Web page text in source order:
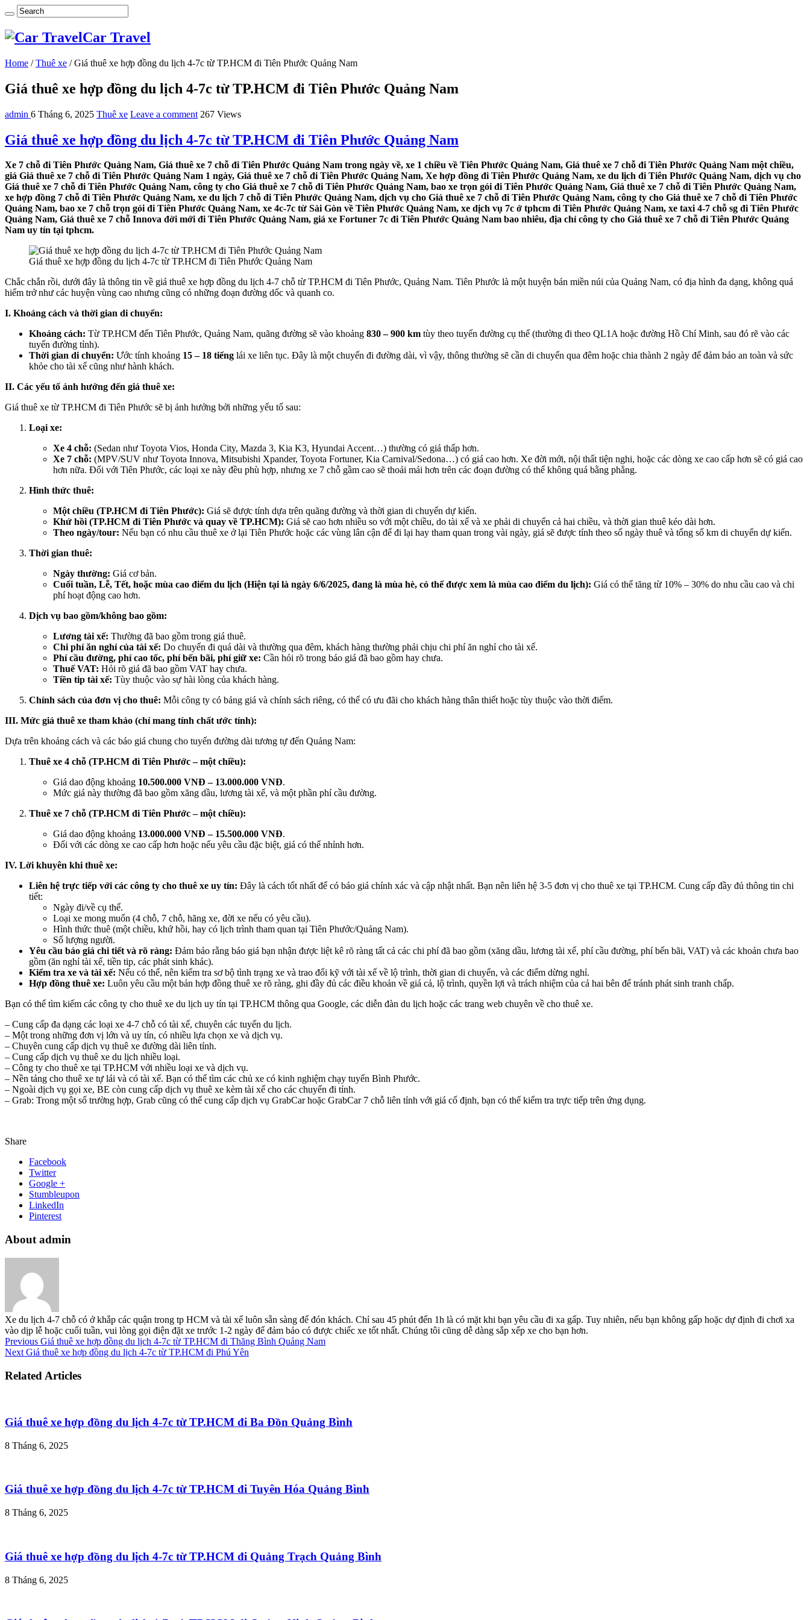
Car Travel
Home / Thuê xe / Giá thuê xe hợp đồng du lịch 4-7c từ TP.HCM đi Tiên Phước Quảng Nam
Giá thuê xe hợp đồng du lịch 4-7c từ TP.HCM đi Tiên Phước Quảng Nam
admin 6 Tháng 6, 2025 Thuê xe Leave a comment 267 Views
Giá thuê xe hợp đồng du lịch 4-7c từ TP.HCM đi Tiên Phước Quảng Nam
Xe 7 chỗ đi Tiên Phước Quảng Nam, Giá thuê xe 7 chỗ đi Tiên Phước Quảng Nam trong ngày về, xe 1 chiều về Tiên Phước Quảng Nam, Giá thuê xe 7 chỗ đi Tiên Phước Quảng Nam một chiều,
giá Giá thuê xe 7 chỗ đi Tiên Phước Quảng Nam 1 ngày, Giá thuê xe 7 chỗ đi Tiên Phước Quảng Nam, Xe hợp đồng đi Tiên Phước Quảng Nam, xe du lịch đi Tiên Phước Quảng Nam, dịch vụ cho
Giá thuê xe 7 chỗ đi Tiên Phước Quảng Nam, công ty cho Giá thuê xe 7 chỗ đi Tiên Phước Quảng Nam, bao xe trọn gói đi Tiên Phước Quảng Nam, Giá thuê xe 7 chỗ đi Tiên Phước Quảng Nam,
xe hợp đồng 7 chỗ đi Tiên Phước Quảng Nam, xe du lịch 7 chỗ đi Tiên Phước Quảng Nam, dịch vụ cho Giá thuê xe 7 chỗ đi Tiên Phước Quảng Nam, công ty cho Giá thuê xe 7 chỗ đi Tiên Phước
Quảng Nam, bao xe 7 chỗ trọn gói đi Tiên Phước Quảng Nam, xe 4c-7c từ Sài Gòn về Tiên Phước Quảng Nam, xe dịch vụ 7c ở tphcm đi Tiên Phước Quảng Nam, xe taxi 4-7 chỗ sg đi Tiên Phước
Quảng Nam, Giá thuê xe 7 chỗ Innova đời mới đi Tiên Phước Quảng Nam, giá xe Fortuner 7c đi Tiên Phước Quảng Nam bao nhiêu, địa chỉ công ty cho Giá thuê xe 7 chỗ đi Tiên Phước Quảng
Nam uy tín tại tphcm.
Giá thuê xe hợp đồng du lịch 4-7c từ TP.HCM đi Tiên Phước Quảng Nam
Chắc chắn rồi, dưới đây là thông tin về giá thuê xe hợp đồng du lịch 4-7 chỗ từ TP.HCM đi Tiên Phước, Quảng Nam. Tiên Phước là một huyện bán miền núi của Quảng Nam, có địa hình đa dạng, không quá
hiểm trở như các huyện vùng cao nhưng cũng có những đoạn đường dốc và quanh co.
I. Khoảng cách và thời gian di chuyển:
Khoảng cách: Từ TP.HCM đến Tiên Phước, Quảng Nam, quãng đường sẽ vào khoảng 830 – 900 km tùy theo tuyến đường cụ thể (thường đi theo QL1A hoặc đường Hồ Chí Minh, sau đó rẽ vào các
tuyến đường tỉnh).
Thời gian di chuyển: Ước tính khoảng 15 – 18 tiếng lái xe liên tục. Đây là một chuyến đi đường dài, vì vậy, thông thường sẽ cần di chuyển qua đêm hoặc chia thành 2 ngày để đảm bảo an toàn và sức
khỏe cho tài xế cũng như hành khách.
II. Các yếu tố ảnh hưởng đến giá thuê xe:
Giá thuê xe từ TP.HCM đi Tiên Phước sẽ bị ảnh hưởng bởi những yếu tố sau:
Loại xe:
Xe 4 chỗ: (Sedan như Toyota Vios, Honda City, Mazda 3, Kia K3, Hyundai Accent…) thường có giá thấp hơn.
Xe 7 chỗ: (MPV/SUV như Toyota Innova, Mitsubishi Xpander, Toyota Fortuner, Kia Carnival/Sedona…) có giá cao hơn. Xe đời mới, nội thất tiện nghi, hoặc các dòng xe cao cấp hơn sẽ có giá cao
hơn nữa. Đối với Tiên Phước, các loại xe này đều phù hợp, nhưng xe 7 chỗ gầm cao sẽ thoải mái hơn trên các đoạn đường có thể không quá bằng phẳng.
Hình thức thuê:
Một chiều (TP.HCM đi Tiên Phước): Giá sẽ được tính dựa trên quãng đường và thời gian di chuyển dự kiến.
Khứ hồi (TP.HCM đi Tiên Phước và quay về TP.HCM): Giá sẽ cao hơn nhiều so với một chiều, do tài xế và xe phải di chuyển cả hai chiều, và thời gian thuê kéo dài hơn.
Theo ngày/tour: Nếu bạn có nhu cầu thuê xe ở lại Tiên Phước hoặc các vùng lân cận để đi lại hay tham quan trong vài ngày, giá sẽ được tính theo số ngày thuê và tổng số km di chuyển dự kiến.
Thời gian thuê:
Ngày thường: Giá cơ bản.
Cuối tuần, Lễ, Tết, hoặc mùa cao điểm du lịch (Hiện tại là ngày 6/6/2025, đang là mùa hè, có thể được xem là mùa cao điểm du lịch): Giá có thể tăng từ 10% – 30% do nhu cầu cao và chi
phí hoạt động cao hơn.
Dịch vụ bao gồm/không bao gồm:
Lương tài xế: Thường đã bao gồm trong giá thuê.
Chi phí ăn nghỉ của tài xế: Do chuyến đi quá dài và thường qua đêm, khách hàng thường phải chịu chi phí ăn nghỉ cho tài xế.
Phí cầu đường, phí cao tốc, phí bến bãi, phí giữ xe: Cần hỏi rõ trong báo giá đã bao gồm hay chưa.
Thuế VAT: Hỏi rõ giá đã bao gồm VAT hay chưa.
Tiền tip tài xế: Tùy thuộc vào sự hài lòng của khách hàng.
Chính sách của đơn vị cho thuê: Mỗi công ty có bảng giá và chính sách riêng, có thể có ưu đãi cho khách hàng thân thiết hoặc tùy thuộc vào thời điểm.
III. Mức giá thuê xe tham khảo (chỉ mang tính chất ước tính):
Dựa trên khoảng cách và các báo giá chung cho tuyến đường dài tương tự đến Quảng Nam:
Thuê xe 4 chỗ (TP.HCM đi Tiên Phước – một chiều):
Giá dao động khoảng 10.500.000 VNĐ – 13.000.000 VNĐ.
Mức giá này thường đã bao gồm xăng dầu, lương tài xế, và một phần phí cầu đường.
Thuê xe 7 chỗ (TP.HCM đi Tiên Phước – một chiều):
Giá dao động khoảng 13.000.000 VNĐ – 15.500.000 VNĐ.
Đối với các dòng xe cao cấp hơn hoặc nếu yêu cầu đặc biệt, giá có thể nhỉnh hơn.
IV. Lời khuyên khi thuê xe:
Liên hệ trực tiếp với các công ty cho thuê xe uy tín: Đây là cách tốt nhất để có báo giá chính xác và cập nhật nhất. Bạn nên liên hệ 3-5 đơn vị cho thuê xe tại TP.HCM. Cung cấp đầy đủ thông tin chi
tiết:
Ngày đi/về cụ thể.
Loại xe mong muốn (4 chỗ, 7 chỗ, hãng xe, đời xe nếu có yêu cầu).
Hình thức thuê (một chiều, khứ hồi, hay có lịch trình tham quan tại Tiên Phước/Quảng Nam).
Số lượng người.
Yêu cầu báo giá chi tiết và rõ ràng: Đảm bảo rằng báo giá bạn nhận được liệt kê rõ ràng tất cả các chi phí đã bao gồm (xăng dầu, lương tài xế, phí cầu đường, phí bến bãi, VAT) và các khoản chưa bao
gồm (ăn nghỉ tài xế, tiền tip, các phát sinh khác).
Kiểm tra xe và tài xế: Nếu có thể, nên kiểm tra sơ bộ tình trạng xe và trao đổi kỹ với tài xế về lộ trình, thời gian di chuyển, và các điểm dừng nghỉ.
Hợp đồng thuê xe: Luôn yêu cầu một bản hợp đồng thuê xe rõ ràng, ghi đầy đủ các điều khoản về giá cả, lộ trình, quyền lợi và trách nhiệm của cả hai bên để tránh phát sinh tranh chấp.
Bạn có thể tìm kiếm các công ty cho thuê xe du lịch uy tín tại TP.HCM thông qua Google, các diễn đàn du lịch hoặc các trang web chuyên về cho thuê xe.
– Cung cấp đa dạng các loại xe 4-7 chỗ có tài xế, chuyên các tuyến du lịch.
– Một trong những đơn vị lớn và uy tín, có nhiều lựa chọn xe và dịch vụ.
– Chuyên cung cấp dịch vụ thuê xe đường dài liên tỉnh.
– Cung cấp dịch vụ thuê xe du lịch nhiều loại.
– Công ty cho thuê xe tại TP.HCM với nhiều loại xe và dịch vụ.
– Nền tảng cho thuê xe tự lái và có tài xế. Bạn có thể tìm các chủ xe có kinh nghiệm chạy tuyến Bình Phước.
– Ngoài dịch vụ gọi xe, BE còn cung cấp dịch vụ thuê xe kèm tài xế cho các chuyến đi tỉnh.
– Grab: Trong một số trường hợp, Grab cũng có thể cung cấp dịch vụ GrabCar hoặc GrabCar 7 chỗ liên tỉnh với giá cố định, bạn có thể kiểm tra trực tiếp trên ứng dụng.
Share
Facebook
Twitter
Google +
Stumbleupon
LinkedIn
Pinterest
About admin
Xe du lịch 4-7 chỗ có ở khắp các quận trong tp HCM và tài xế luôn sẵn sàng để đón khách. Chỉ sau 45 phút đến 1h là có mặt khi bạn yêu cầu đi xa gấp. Tuy nhiên, nếu bạn không gấp hoặc dự định đi chơi xa
vào dịp lễ hoặc cuối tuần, vui lòng gọi điện đặt xe trước 1-2 ngày để đảm bảo có được chiếc xe tốt nhất. Chúng tôi cũng dễ dàng sắp xếp xe cho bạn hơn.
Previous Giá thuê xe hợp đồng du lịch 4-7c từ TP.HCM đi Thăng Bình Quảng Nam
Next Giá thuê xe hợp đồng du lịch 4-7c từ TP.HCM đi Phú Yên
Related Articles
Giá thuê xe hợp đồng du lịch 4-7c từ TP.HCM đi Ba Đồn Quảng Bình
8 Tháng 6, 2025
Giá thuê xe hợp đồng du lịch 4-7c từ TP.HCM đi Tuyên Hóa Quảng Bình
8 Tháng 6, 2025
Giá thuê xe hợp đồng du lịch 4-7c từ TP.HCM đi Quảng Trạch Quảng Bình
8 Tháng 6, 2025